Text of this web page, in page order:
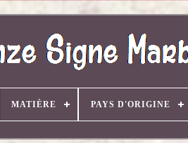
MATIÈRE PAYS D'ORIGINE